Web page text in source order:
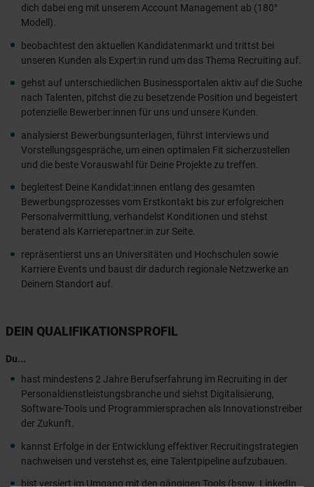
dich dabei eng mit unserem Account Management ab (180°
Modell).
beobachtest den aktuellen Kandidatenmarkt und trittst bei
unseren Kunden als Expert:in rund um das Thema Recruiting auf.
gehst auf unterschiedlichen Businessportalen aktiv auf die Suche
nach Talenten, pitchst die zu besetzende Position und begeistert
potenzielle Bewerber:innen für uns und unsere Kunden.
analysierst Bewerbungsunterlagen, führst Interviews und
Vorstellungsgespräche, um einen optimalen Fit sicherzustellen
und die beste Vorauswahl für Deine Projekte zu treffen.
begleitest Deine Kandidat:innen entlang des gesamten
Bewerbungsprozesses vom Erstkontakt bis zur erfolgreichen
Personalvermittlung, verhandelst Konditionen und stehst
beratend als Karrierepartner:in zur Seite.
repräsentierst uns an Universitäten und Hochschulen sowie
Karriere Events und baust dir dadurch regionale Netzwerke an
Deinem Standort auf.
DEIN QUALIFIKATIONSPROFIL
Du...
hast mindestens 2 Jahre Berufserfahrung im Recruiting in der
Personaldienstleistungsbranche und siehst Digitalisierung,
Software-Tools und Programmiersprachen als Innovationstreiber
der Zukunft.
kannst Erfolge in der Entwicklung effektiver Recruitingstrategien
nachweisen und verstehst es, eine Talentpipeline aufzubauen.
bist versiert im Umgang mit den gängigen Tools (bspw. LinkedIn